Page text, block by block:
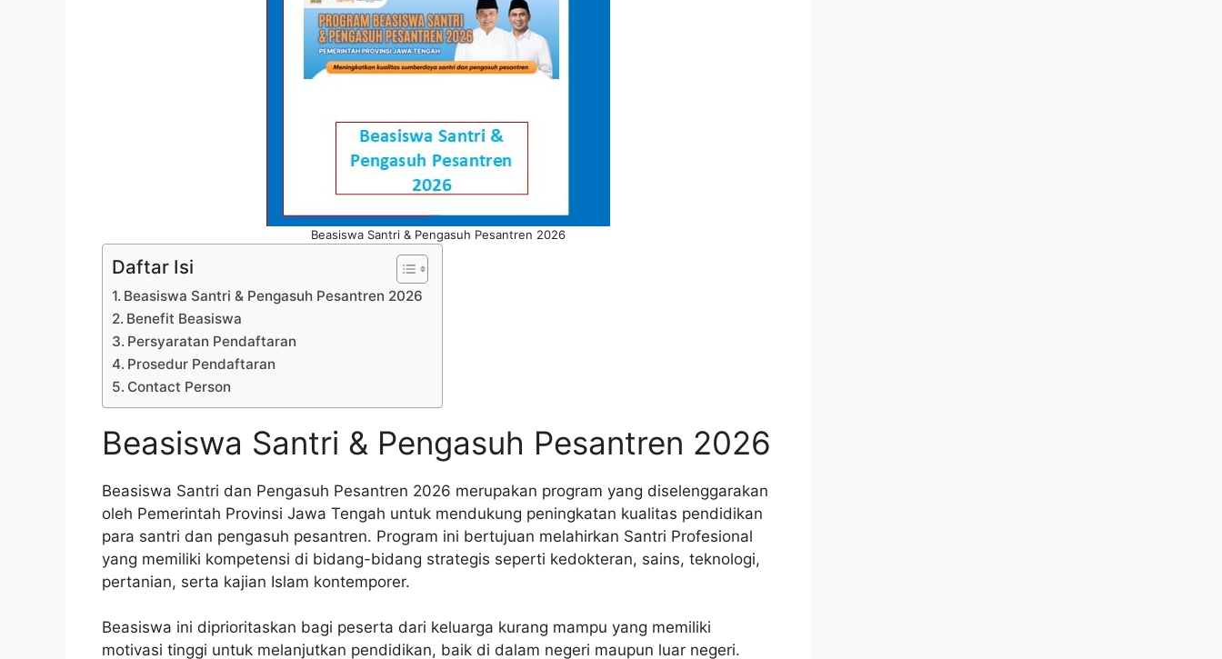
Beasiswa Santri & Pengasuh Pesantren 2026
Daftar Isi
Beasiswa Santri & Pengasuh Pesantren 2026
Benefit Beasiswa
Persyaratan Pendaftaran
Prosedur Pendaftaran
Contact Person
Beasiswa Santri & Pengasuh Pesantren 2026
Beasiswa Santri dan Pengasuh Pesantren 2026 merupakan program yang diselenggarakan
oleh Pemerintah Provinsi Jawa Tengah untuk mendukung peningkatan kualitas pendidikan
para santri dan pengasuh pesantren. Program ini bertujuan melahirkan Santri Profesional
yang memiliki kompetensi di bidang-bidang strategis seperti kedokteran, sains, teknologi,
pertanian, serta kajian Islam kontemporer.
Beasiswa ini diprioritaskan bagi peserta dari keluarga kurang mampu yang memiliki
motivasi tinggi untuk melanjutkan pendidikan, baik di dalam negeri maupun luar negeri.